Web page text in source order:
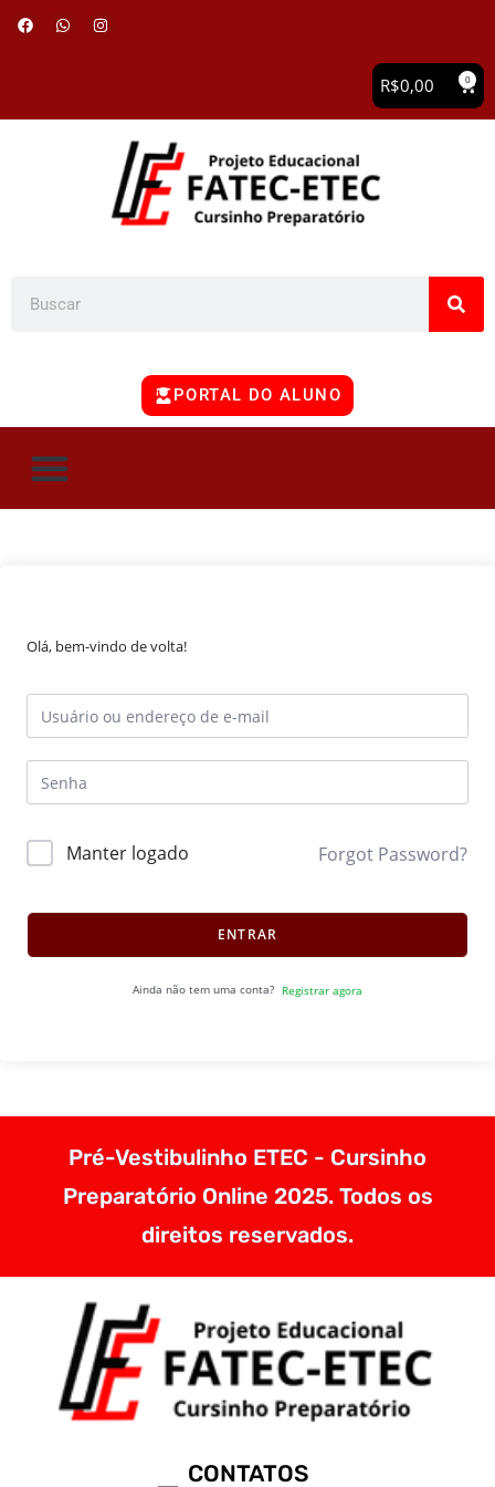
R$0,00 0
PORTAL DO ALUNO
Olá, bem-vindo de volta!
Manter logado Forgot Password?
ENTRAR
Ainda não tem uma conta? Registrar agora
Pré-Vestibulinho ETEC - Cursinho
Preparatório Online 2025. Todos os
direitos reservados.
CONTATOS